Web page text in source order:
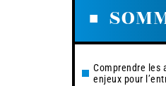
Comprendre les
enjeux pour